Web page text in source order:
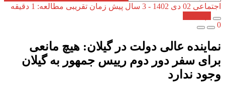
اجتماعی 02 دی 1402 - 3 سال پیش
زمان تقریبی مطالعه: 1 دقیقه
0
نماینده عالی دولت در گیلان: هیچ مانعی
برای سفر دور دوم رییس جمهور به گیلان
وجود ندارد